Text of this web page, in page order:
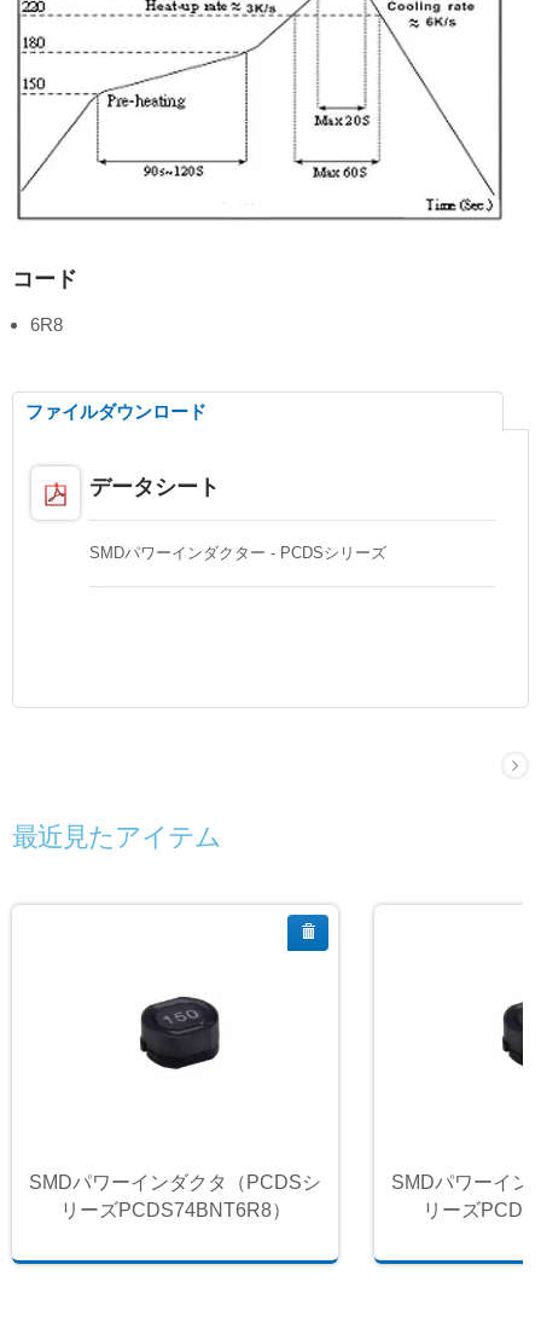
コード
6R8
ファイルダウンロード
データシート
SMDパワーインダクター - PCDSシリーズ
最近見たアイテム
SMDパワーインダクタ（PCDSシ
リーズPCDS74BNT6R8）
SMDパワーイン
リーズ